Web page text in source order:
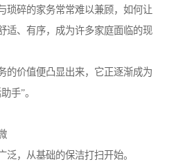
琐碎的家务常常难以兼顾，如何让
适、有序，成为许多家庭面临的现
的价值便凸显出来，它正逐渐成为
手”。
泛，从基础的保洁打扫开始。